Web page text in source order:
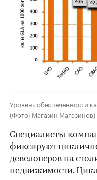
Уровень обеспеченности
(Фото: Магазин Магазинов)
Специалисты
фиксируют
девелоперов на
недвижимости.